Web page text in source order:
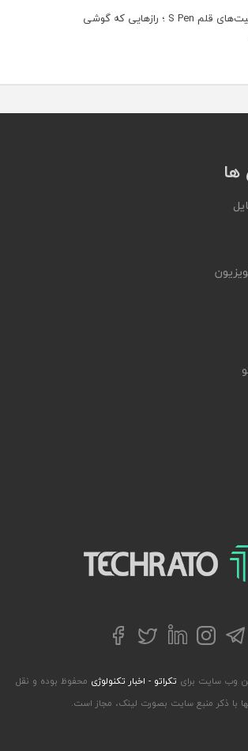
قابلیت‌های قلم S Pen ؛ رازهایی که گوشی
تلگراماینستاگرام
لینکداینتوییترفیسبوک
تکراتو - اخبار تکنولوژی محفوظ بوده و نقل
با ذکر منبع سایت بصورت لینک، مجاز است.